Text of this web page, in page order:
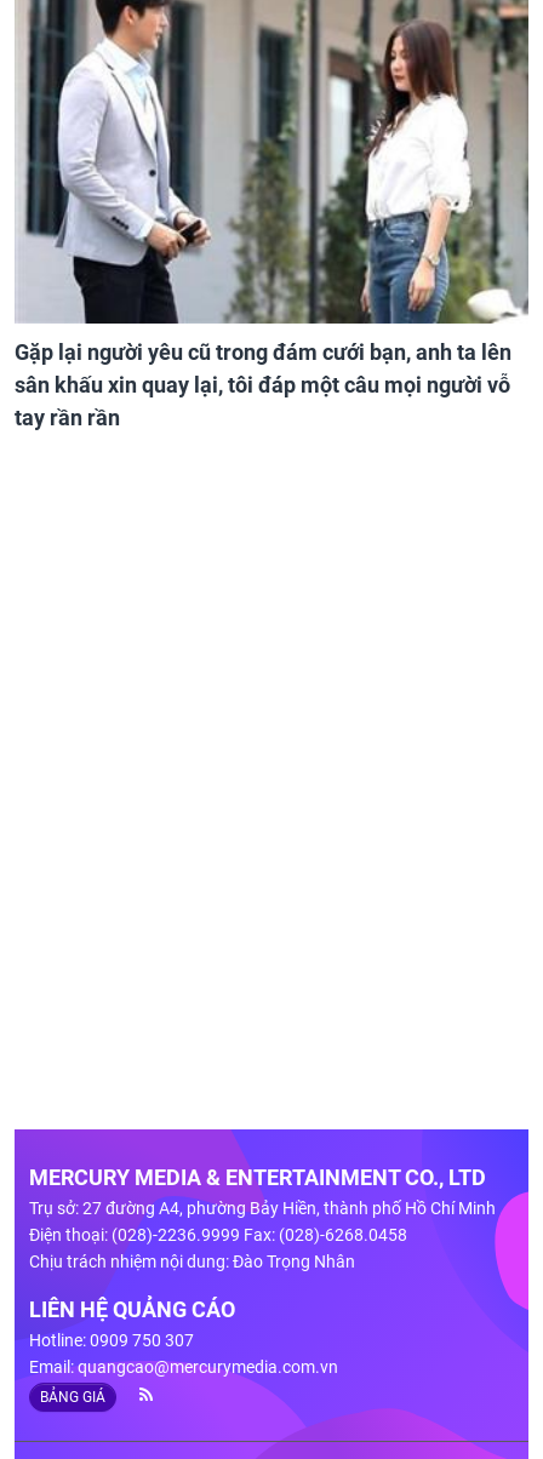
Gặp lại người yêu cũ trong đám cưới bạn, anh ta lên
sân khấu xin quay lại, tôi đáp một câu mọi người vỗ
tay rần rần
MERCURY MEDIA & ENTERTAINMENT CO., LTD
Trụ sở: 27 đường A4, phường Bảy Hiền, thành phố Hồ Chí Minh
Điện thoại: (028)-2236.9999 Fax: (028)-6268.0458
Chịu trách nhiệm nội dung: Đào Trọng Nhân
LIÊN HỆ QUẢNG CÁO
Hotline: 0909 750 307
Email:quangcao@mercurymedia.com.vn
BẢNG GIÁ